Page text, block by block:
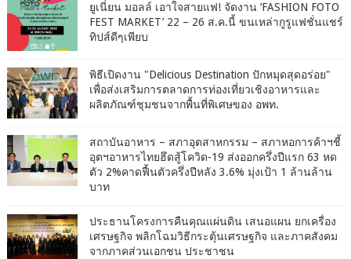
ยูเนี่ยน มอลล์ เอาใจสายแฟ! จัดงาน ‘FASHION FOTO
FEST MARKET’ 22 – 26 ส.ค.นี้ ขนเหล่ากูรูแฟชั่นแชร์
ทิปส์ดีๆเพียบ
พิธีเปิดงาน "Delicious Destination ปักหมุดสุดอร่อย"
เพื่อส่งเสริมการตลาดการท่องเที่ยวเชิงอาหารและ
ผลิตภัณฑ์ชุมชนจากพื้นที่พิเศษของ อพท.
สถาบันอาหาร – สภาอุตสาหกรรม – สภาหอการค้าฯชี้
อุตฯอาหารไทยฮึดสู้โควิด-19 ส่งออกครึ่งปีแรก 63 หด
ตัว 2%คาดฟื้นตัวครึ่งปีหลัง 3.6% มุ่งเป้า 1 ล้านล้าน
บาท
ประธานโครงการคืนคุณแผ่นดิน เสนอแผน ยกเครื่อง
เศรษฐกิจ พลิกโฉมวิธีกระตุ้นเศรษฐกิจ และภาคสังคม
จากภาคส่วนเอกชน ประชาชน